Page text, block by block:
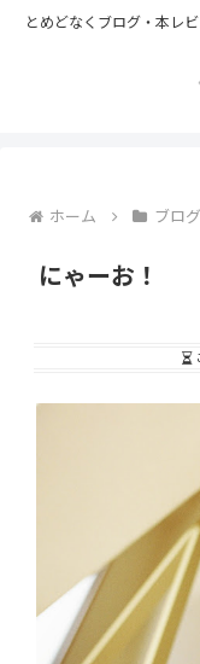
とめどなくブログ・本レ
ホーム ブログ
にゃーお！